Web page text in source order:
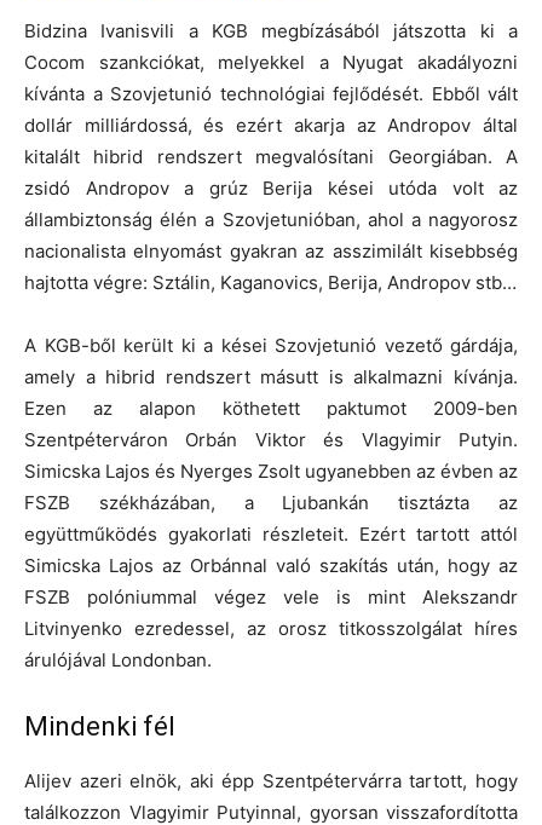
Bidzina Ivanisvili a KGB megbízásából játszotta ki a
Cocom szankciókat, melyekkel a Nyugat akadályozni
kívánta a Szovjetunió technológiai fejlődését. Ebből vált
dollár milliárdossá, és ezért akarja az Andropov által
kitalált hibrid rendszert megvalósítani Georgiában. A
zsidó Andropov a grúz Berija kései utóda volt az
állambiztonság élén a Szovjetunióban, ahol a nagyorosz
nacionalista elnyomást gyakran az asszimilált kisebbség
hajtotta végre: Sztálin, Kaganovics, Berija, Andropov stb…
A KGB-ből került ki a kései Szovjetunió vezető gárdája,
amely a hibrid rendszert másutt is alkalmazni kívánja.
Ezen az alapon köthetett paktumot 2009-ben
Szentpéterváron Orbán Viktor és Vlagyimir Putyin.
Simicska Lajos és Nyerges Zsolt ugyanebben az évben az
FSZB székházában, a Ljubankán tisztázta az
együttműködés gyakorlati részleteit. Ezért tartott attól
Simicska Lajos az Orbánnal való szakítás után, hogy az
FSZB polóniummal végez vele is mint Alekszandr
Litvinyenko ezredessel, az orosz titkosszolgálat híres
árulójával Londonban.
Mindenki fél
Alijev azeri elnök, aki épp Szentpétervárra tartott, hogy
találkozzon Vlagyimir Putyinnal, gyorsan visszafordította